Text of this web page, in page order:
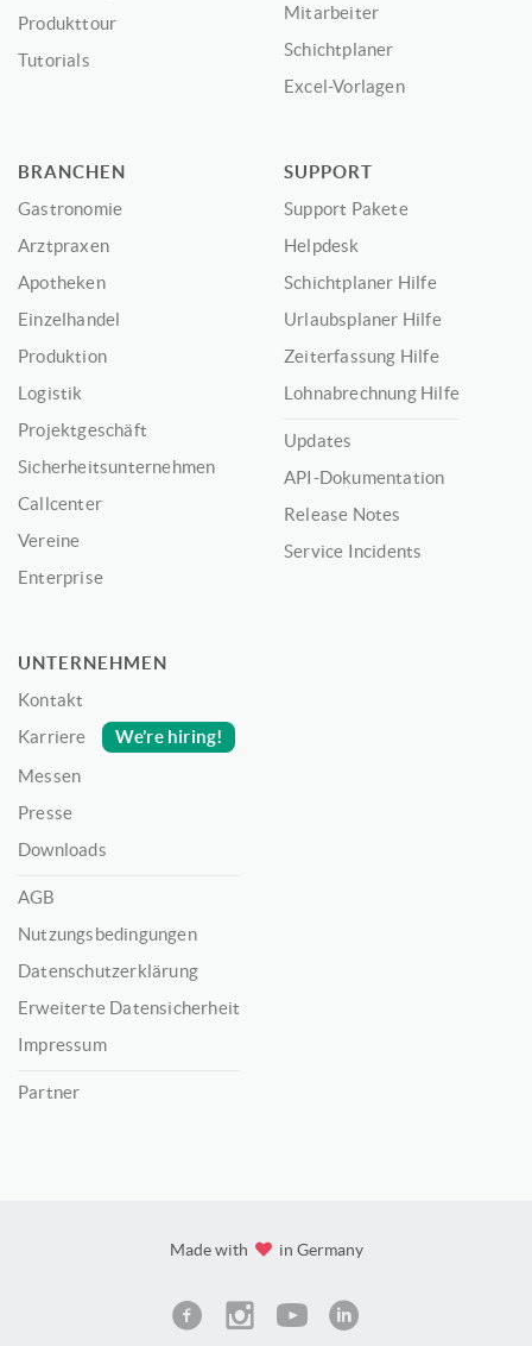
Produkttour
Tutorials
Mitarbeiter
Schichtplaner
Excel-Vorlagen
BRANCHEN
Gastronomie
Arztpraxen
Apotheken
Einzelhandel
Produktion
Logistik
Projektgeschäft
Sicherheitsunternehmen
Callcenter
Vereine
Enterprise
SUPPORT
Support Pakete
Helpdesk
Schichtplaner Hilfe
Urlaubsplaner Hilfe
Zeiterfassung Hilfe
Lohnabrechnung Hilfe
Updates
API-Dokumentation
Release Notes
Service Incidents
UNTERNEHMEN
Kontakt
Karriere
We’re hiring!
Messen
Presse
Downloads
AGB
Nutzungsbedingungen
Datenschutzerklärung
Erweiterte Datensicherheit
Impressum
Partner
Made with in Germany